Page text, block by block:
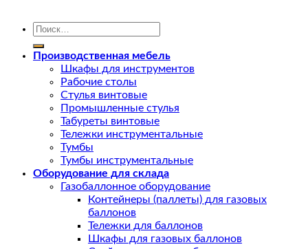
Искать:
Производственная мебель
Шкафы для инструментов
Рабочие столы
Стулья винтовые
Промышленные стулья
Табуреты винтовые
Тележки инструментальные
Тумбы
Тумбы инструментальные
Оборудование для склада
Газобаллонное оборудование
Контейнеры (паллеты) для газовых
баллонов
Тележки для баллонов
Шкафы для газовых баллонов